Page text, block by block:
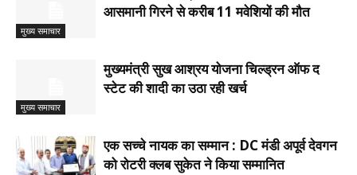
मुख्य समाचार
आसमानी गिरने से करीब 11 मवेशियों की मौत
मुख्य समाचार
मुख्यमंत्री सुख आश्रय योजना चिल्ड्रन ऑफ द
स्टेट की शादी का उठा रही खर्च
एक सच्चे नायक का सम्मान : DC मंडी अपूर्व देवगन
को रोटरी क्लब सुकेत ने किया सम्मानित